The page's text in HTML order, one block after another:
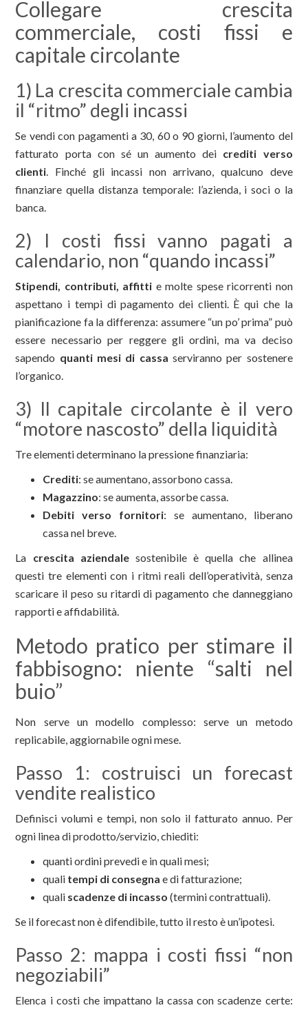
Collegare crescita
commerciale, costi fissi e
capitale circolante
1) La crescita commerciale cambia
il “ritmo” degli incassi
Se vendi con pagamenti a 30, 60 o 90 giorni, l’aumento del
fatturato porta con sé un aumento dei crediti verso
clienti. Finché gli incassi non arrivano, qualcuno deve
finanziare quella distanza temporale: l’azienda, i soci o la
banca.
2) I costi fissi vanno pagati a
calendario, non “quando incassi”
Stipendi, contributi, affitti e molte spese ricorrenti non
aspettano i tempi di pagamento dei clienti. È qui che la
pianificazione fa la differenza: assumere “un po’ prima” può
essere necessario per reggere gli ordini, ma va deciso
sapendo quanti mesi di cassa serviranno per sostenere
l’organico.
3) Il capitale circolante è il vero
“motore nascosto” della liquidità
Tre elementi determinano la pressione finanziaria:
Crediti: se aumentano, assorbono cassa.
Magazzino: se aumenta, assorbe cassa.
Debiti verso fornitori: se aumentano, liberano
cassa nel breve.
La crescita aziendalesostenibile è quella che allinea
questi tre elementi con i ritmi reali dell’operatività, senza
scaricare il peso su ritardi di pagamento che danneggiano
rapporti e affidabilità.
Metodo pratico per stimare il
fabbisogno: niente “salti nel
buio”
Non serve un modello complesso: serve un metodo
replicabile, aggiornabile ogni mese.
Passo 1: costruisci un forecast
vendite realistico
Definisci volumi e tempi, non solo il fatturato annuo. Per
ogni linea di prodotto/servizio, chiediti:
quanti ordini prevedi e in quali mesi;
quali tempi di consegna e di fatturazione;
quali scadenze di incasso (termini contrattuali).
Se il forecast non è difendibile, tutto il resto è un’ipotesi.
Passo 2: mappa i costi fissi “non
negoziabili”
Elenca i costi che impattano la cassa con scadenze certe: